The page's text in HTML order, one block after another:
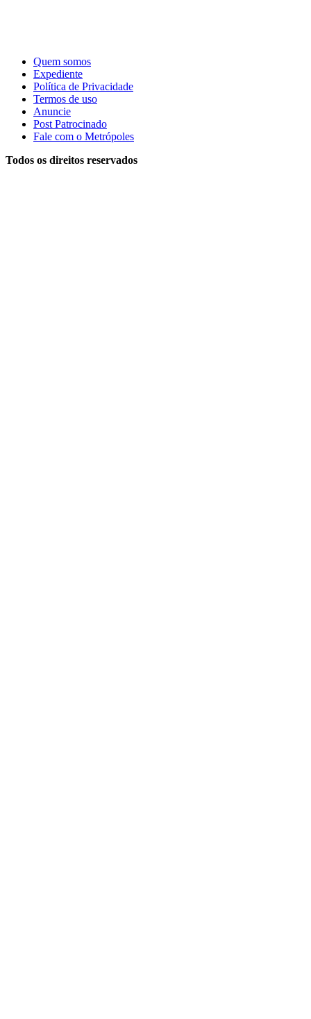
Quem somos
Expediente
Política de Privacidade
Termos de uso
Anuncie
Post Patrocinado
Fale com o Metrópoles
Todos os direitos reservados